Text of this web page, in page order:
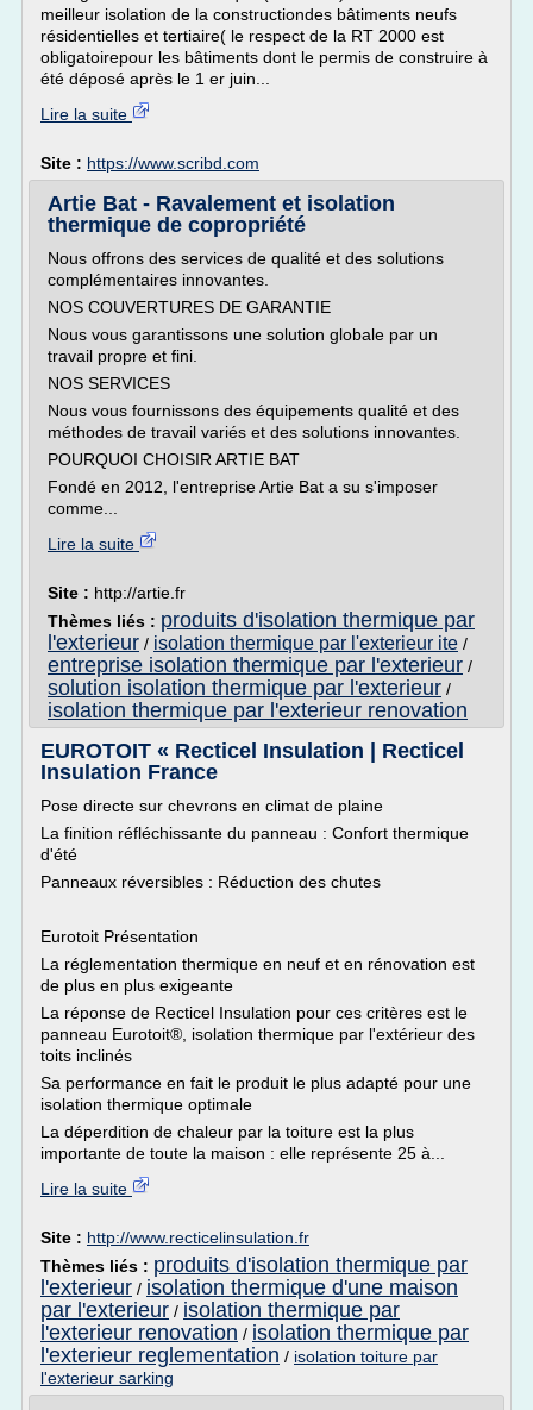
meilleur isolation de la constructiondes bâtiments neufs
résidentielles et tertiaire( le respect de la RT 2000 est
obligatoirepour les bâtiments dont le permis de construire à
été déposé après le 1 er juin...
Lire la suite
Site : https://www.scribd.com
Artie Bat - Ravalement et isolation
thermique de copropriété
Nous offrons des services de qualité et des solutions
complémentaires innovantes.
NOS COUVERTURES DE GARANTIE
Nous vous garantissons une solution globale par un
travail propre et fini.
NOS SERVICES
Nous vous fournissons des équipements qualité et des
méthodes de travail variés et des solutions innovantes.
POURQUOI CHOISIR ARTIE BAT
Fondé en 2012, l'entreprise Artie Bat a su s'imposer
comme...
Lire la suite
Site : http://artie.fr
Thèmes liés : produits d'isolation thermique par
l'exterieur / isolation thermique par l'exterieur ite /
entreprise isolation thermique par l'exterieur /
solution isolation thermique par l'exterieur /
isolation thermique par l'exterieur renovation
EUROTOIT « Recticel Insulation | Recticel
Insulation France
Pose directe sur chevrons en climat de plaine
La finition réfléchissante du panneau : Confort thermique
d'été
Panneaux réversibles : Réduction des chutes
Eurotoit Présentation
La réglementation thermique en neuf et en rénovation est
de plus en plus exigeante
La réponse de Recticel Insulation pour ces critères est le
panneau Eurotoit®, isolation thermique par l'extérieur des
toits inclinés
Sa performance en fait le produit le plus adapté pour une
isolation thermique optimale
La déperdition de chaleur par la toiture est la plus
importante de toute la maison : elle représente 25 à...
Lire la suite
Site : http://www.recticelinsulation.fr
Thèmes liés : produits d'isolation thermique par
l'exterieur / isolation thermique d'une maison
par l'exterieur / isolation thermique par
l'exterieur renovation / isolation thermique par
l'exterieur reglementation / isolation toiture par
l'exterieur sarking